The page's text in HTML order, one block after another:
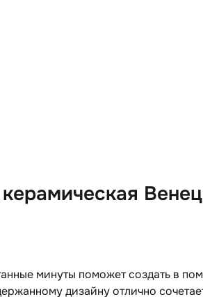
минуты поможет создать в
дизайну отлично